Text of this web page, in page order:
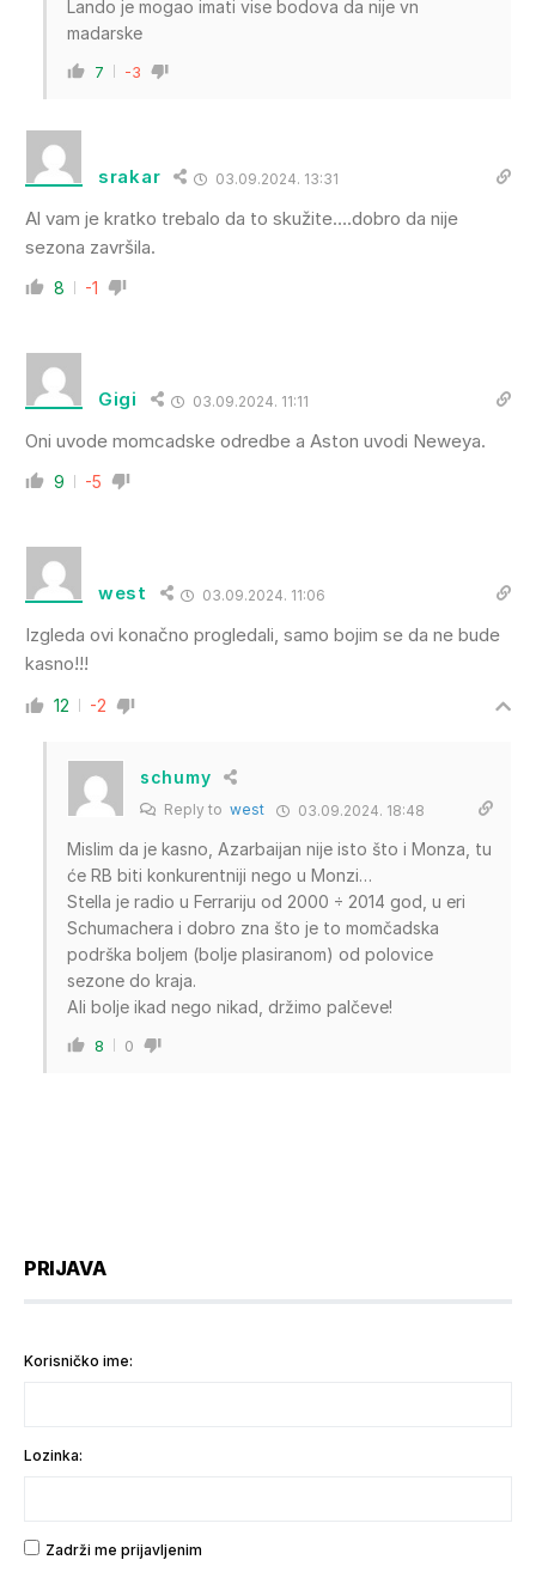
Lando je mogao imati vise bodova da nije vn
madarske
7 -3
srakar 03.09.2024. 13:31
Al vam je kratko trebalo da to skužite….dobro da nije
sezona završila.
8 -1
Gigi 03.09.2024. 11:11
Oni uvode momcadske odredbe a Aston uvodi Neweya.
9 -5
west 03.09.2024. 11:06
Izgleda ovi konačno progledali, samo bojim se da ne bude
kasno!!!
12 -2
schumy
Reply to west 03.09.2024. 18:48
Mislim da je kasno, Azarbaijan nije isto što i Monza, tu
će RB biti konkurentniji nego u Monzi…
Stella je radio u Ferrariju od 2000 ÷ 2014 god, u eri
Schumachera i dobro zna što je to momčadska
podrška boljem (bolje plasiranom) od polovice
sezone do kraja.
Ali bolje ikad nego nikad, držimo palčeve!
8 0
PRIJAVA
Korisničko ime:
Lozinka:
Zadrži me prijavljenim